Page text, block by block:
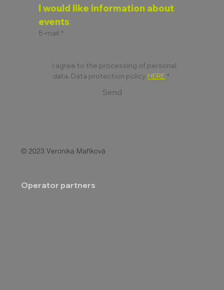
I would like information about
events
E-mail *
I agree to the processing of personal
data. Data protection policy HERE *
Send
© 2023 Veronika Maříková
Operator partners